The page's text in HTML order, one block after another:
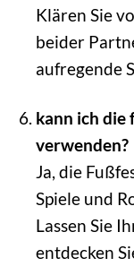
Klären Sie
beider
aufregende
kann ich die
verwenden?
Ja, die
Spiele und
Lassen Sie
entdecken